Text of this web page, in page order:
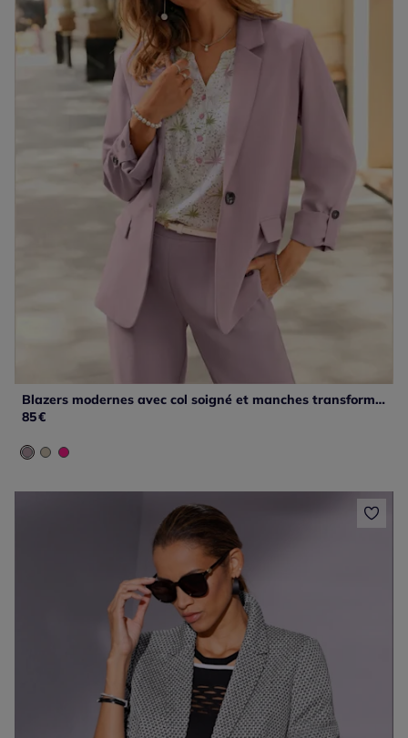
Blazers modernes avec col soigné et manches transformables
85€